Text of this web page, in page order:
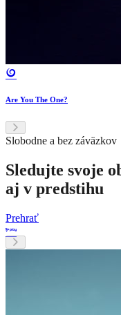
Are You The One?
Slobodne a bez záväzkov
Sledujte svoje
aj v predstihu
Prehrať